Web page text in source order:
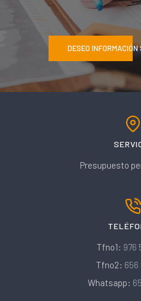
DESEO INFORMACIÓN
Presupuesto
Tfno1: 976
Tfno2: 656
Whatsapp: